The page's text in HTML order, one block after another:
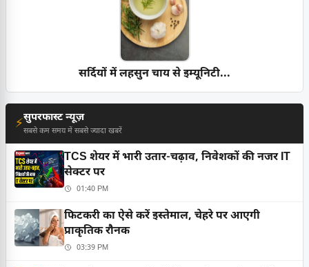
सर्दियों में लहसुन चाय से इम्यूनिटी...
⚡सुपरफास्ट न्यूज़
सबसे कम समय में सबसे ज्यादा खबरें
TCS शेयर में भारी उतार-चढ़ाव, निवेशकों की नजर IT
सेक्टर पर
01:40 PM
फिटकरी का ऐसे करें इस्तेमाल, चेहरे पर आएगी
प्राकृतिक रौनक
03:39 PM